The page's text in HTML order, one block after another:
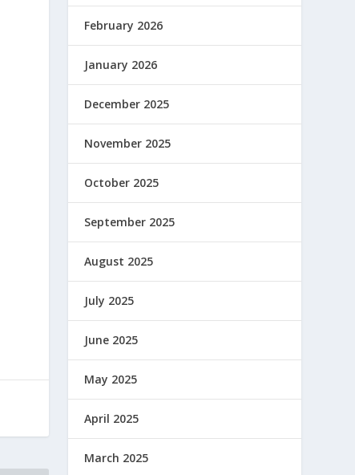
February 2026
January 2026
December 2025
November 2025
October 2025
September 2025
August 2025
July 2025
June 2025
May 2025
April 2025
March 2025